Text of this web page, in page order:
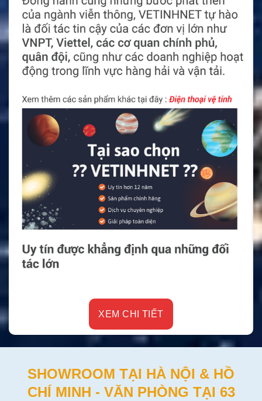
XEM CHI TIẾT
SHOWROOM TẠI HÀ NỘI & HỒ
CHÍ MINH - VĂN PHÒNG TẠI 63